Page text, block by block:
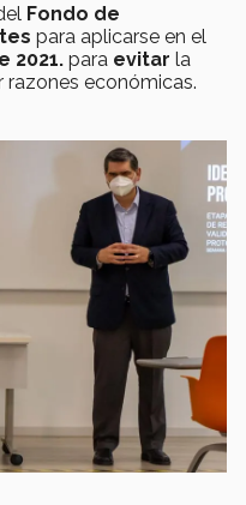
Fondo de
para aplicarse en el
2021. para evitar la
razones económicas.